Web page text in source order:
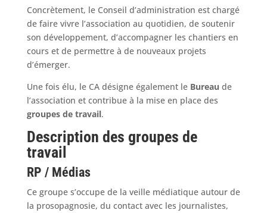
Concrètement, le Conseil d’administration est chargé
de faire vivre l’association au quotidien, de soutenir
son développement, d’accompagner les chantiers en
cours et de permettre à de nouveaux projets
d’émerger.
Une fois élu, le CA désigne également le Bureau de
l’association et contribue à la mise en place des
groupes de travail.
Description des groupes de
travail
RP / Médias
Ce groupe s’occupe de la veille médiatique autour de
la prosopagnosie, du contact avec les journalistes,